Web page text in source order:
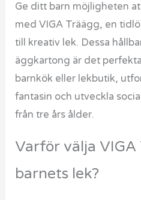
Ge ditt barn möjligheten
med VIGA Träägg, en
till kreativ lek. Dessa
äggkartong är det
barnkök eller lekbutik,
fantasin och utveckla
från tre års ålder.
Varför välja
barnets lek?